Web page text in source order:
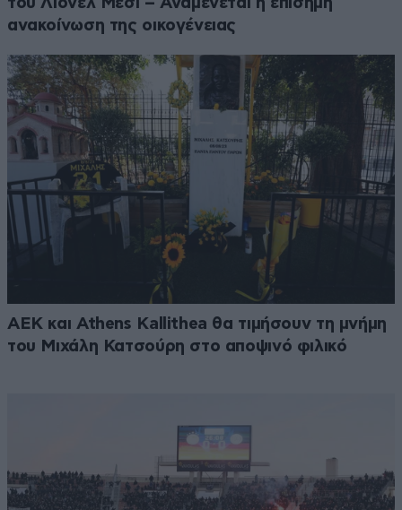
ανακοίνωση της οικογένειας
ΑΕΚ και Athens Kallithea θα τιμήσουν τη μνήμη
του Μιχάλη Κατσούρη στο αποψινό φιλικό